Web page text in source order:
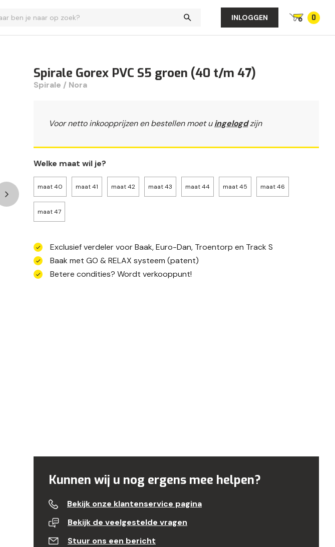
INLOGGEN 0
Spirale Gorex PVC S5 groen (40 t/m 47)
Spirale / Nora
Voor netto inkoopprijzen en bestellen moet uingelogdzijn
Welke maat wil je?
maat 40 maat 41 maat 42 maat 43 maat 44 maat 45 maat 46
maat 47
Exclusief verdeler voor Baak, Euro-Dan, Troentorp en Track S
Baak met GO & RELAX systeem (patent)
Betere condities? Wordt verkooppunt!
Kunnen wij u nog ergens mee helpen?
Bekijk onze klantenservice pagina
Bekijk de veelgestelde vragen
Stuur ons een bericht